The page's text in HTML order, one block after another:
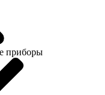
приборы